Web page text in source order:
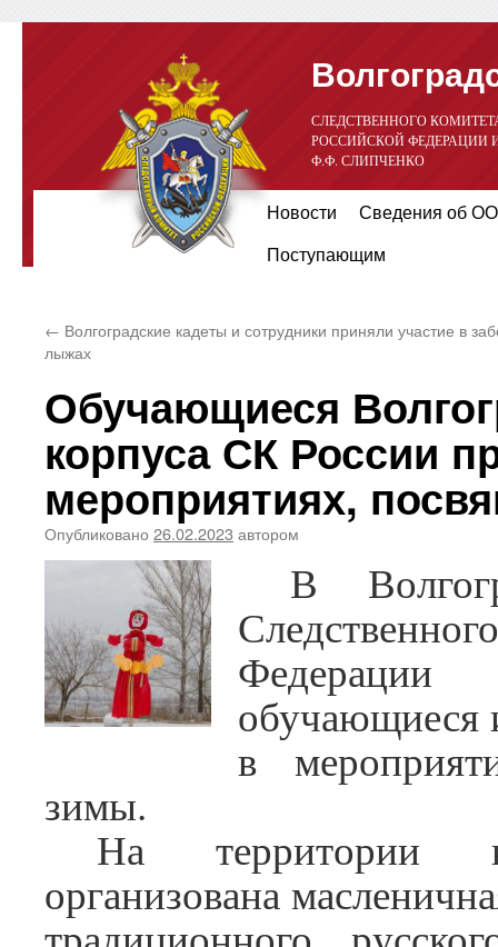
СЛЕДСТВЕННОГО
РОССИЙСКОЙ ФЕДЕРАЦИИ
Ф.Ф. СЛИПЧЕНКО
Новости
Сведения об ОО
Поступающим
← Волгоградские кадеты и сотрудники приняли участие в
лыжах
Обучающиеся
корпуса СК России
мероприятиях,
Опубликовано 26.02.2023 автором
В
обучающиеся
в
зимы.
На территории
организована